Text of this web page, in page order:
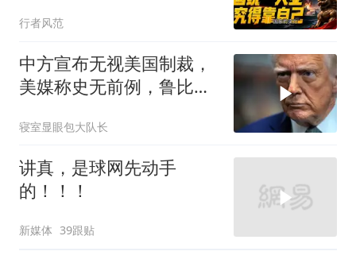
行者风范
中方宣布无视美国制裁，
美媒称史无前例，鲁比
寝室显眼包大队长
讲真，是球网先动手
的！！！
新媒体 39跟贴